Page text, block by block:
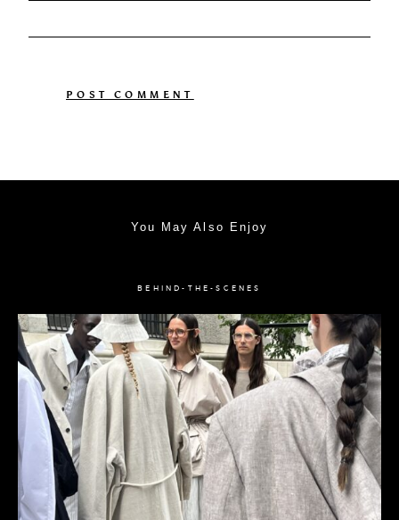
You May Also Enjoy
BEHIND-THE-SCENES